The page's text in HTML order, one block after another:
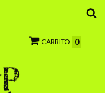
CARRITO 0